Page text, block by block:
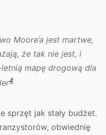
Moore’a jest martwe,
że tak nie jest, i
mapę drogową dla
4
sprzęt jak stały budżet.
obwiednię